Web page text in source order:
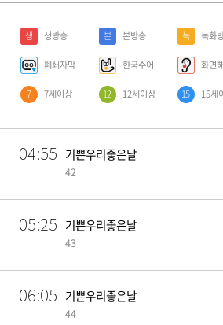
생 생방송 본 본방송 녹 녹화
폐쇄자막 한국수어 화면
7 7세이상 12 12세이상 15 15세
04:55 기쁜우리좋은날
42
05:25 기쁜우리좋은날
43
06:05 기쁜우리좋은날
44